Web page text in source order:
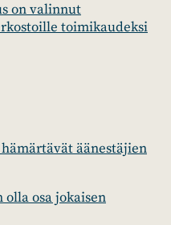
on valinnut
toimikaudeksi
äänestäjien
osa jokaisen